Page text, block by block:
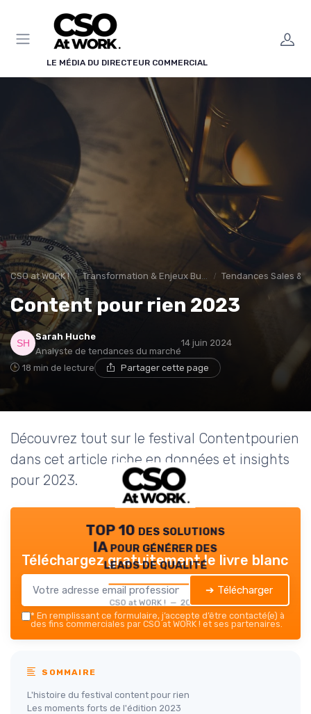
LE MÉDIA DU DIRECTEUR COMMERCIAL
CSO at WORK ! Transformation & Enjeux Business Tendances Sales &
Content pour rien 2023
Sarah Huche
Analyste de tendances du marché
14 juin 2024
18 min de lecture Partager cette page
Découvrez tout sur le festival Contentpourien
dans cet article riche en données et insights
pour 2023.
TOP 10 des solutions
IA pour générer des
leads de qualité
CSO at WORK ! — 2026
Téléchargez gratuitement le livre blanc
➔ Télécharger
* En remplissant ce formulaire, j’accepte d’être contacté(e) à
des fins commerciales par CSO at WORK ! et ses partenaires.
SOMMAIRE
L'histoire du festival content pour rien
Les moments forts de l'édition 2023